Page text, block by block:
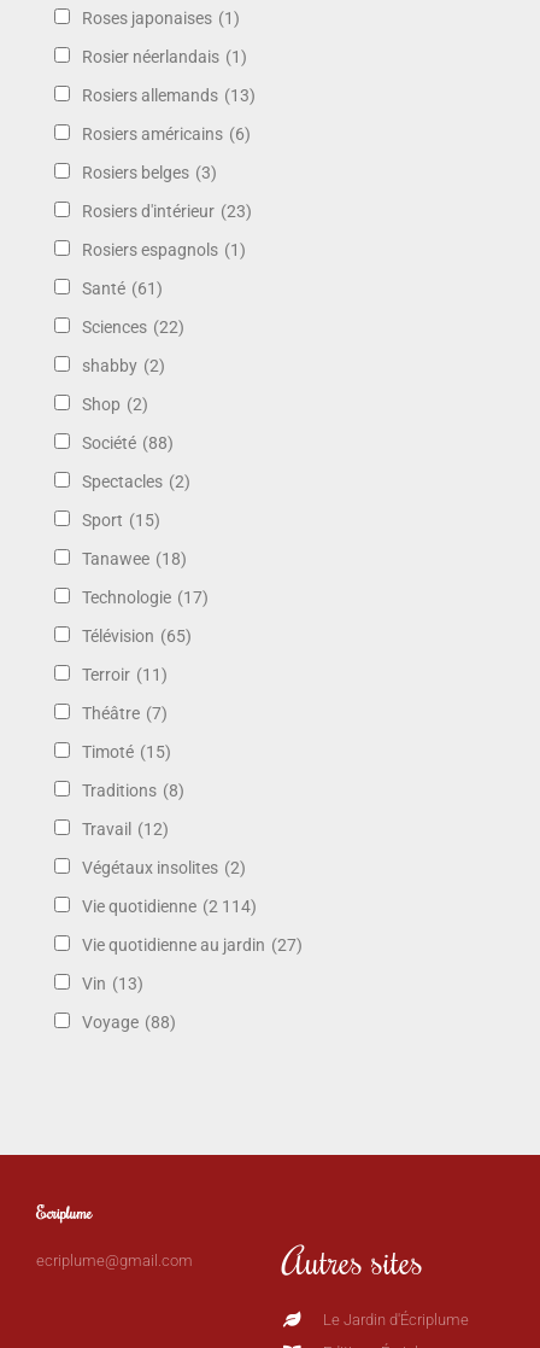
Roses japonaises (1)
Rosier néerlandais (1)
Rosiers allemands (13)
Rosiers américains (6)
Rosiers belges (3)
Rosiers d'intérieur (23)
Rosiers espagnols (1)
Santé (61)
Sciences (22)
shabby (2)
Shop (2)
Société (88)
Spectacles (2)
Sport (15)
Tanawee (18)
Technologie (17)
Télévision (65)
Terroir (11)
Théâtre (7)
Timoté (15)
Traditions (8)
Travail (12)
Végétaux insolites (2)
Vie quotidienne (2 114)
Vie quotidienne au jardin (27)
Vin (13)
Voyage (88)
Ecriplume
ecriplume@gmail.com Autres sites
Le Jardin d'Écriplume